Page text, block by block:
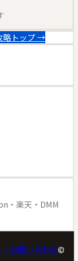
略トップ →
・楽天・DMM
お問い合わせ©